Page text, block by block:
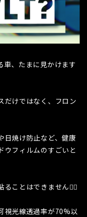
車、たまに見かけます
だけではなく、フロン
日焼け防止など、健康
ウフィルムのすごいと
ことはできません🙅‍♀️
視光線透過率が70%以